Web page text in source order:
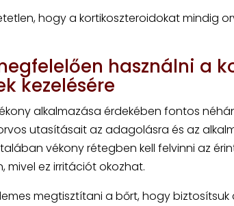
hogy a kortikoszteroidokat mindig
használni a
kezelésére
alkalmazása érdekében fontos
utasításait az adagolásra és az
vékony rétegben kell felvinni az
mivel ez irritációt okozhat.
megtisztítani a bőrt, hogy